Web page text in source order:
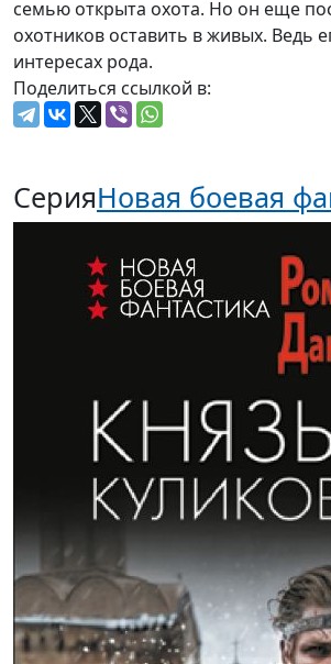
семью открыта охота. Но он еще
охотников оставить в живых. Ведь
интересах рода.
Поделиться ссылкой в:
СерияНовая боевая